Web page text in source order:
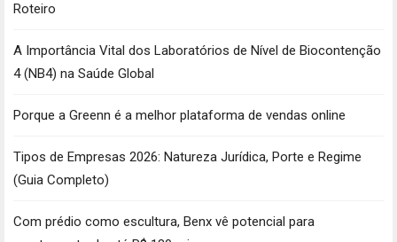
Roteiro
A Importância Vital dos Laboratórios de Nível de Biocontenção
4 (NB4) na Saúde Global
Porque a Greenn é a melhor plataforma de vendas online
Tipos de Empresas 2026: Natureza Jurídica, Porte e Regime
(Guia Completo)
Com prédio como escultura, Benx vê potencial para